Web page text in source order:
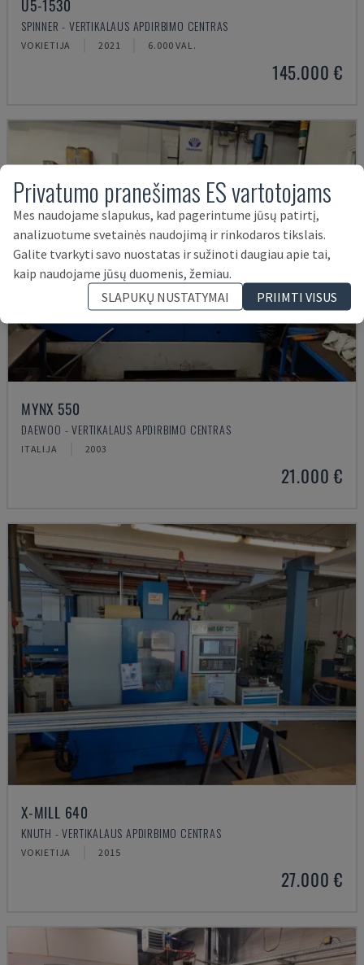
U5-1530
SPINNER - VERTIKALAUS APDIRBIMO CENTRAS
VOKIETIJA 2021 6.000 VAL.
145.000 €
MYNX 550
DAEWOO - VERTIKALAUS APDIRBIMO CENTRAS
ITALIJA 2003
21.000 €
X-MILL 640
KNUTH - VERTIKALAUS APDIRBIMO CENTRAS
VOKIETIJA 2015
27.000 €
Privatumo pranešimas ES vartotojams
Mes naudojame slapukus, kad pagerintume jūsų patirtį,
analizuotume svetainės naudojimą ir rinkodaros tikslais.
Galite tvarkyti savo nuostatas ir sužinoti daugiau apie tai,
kaip naudojame jūsų duomenis, žemiau.
SLAPUKŲ NUSTATYMAI
PRIIMTI VISUS